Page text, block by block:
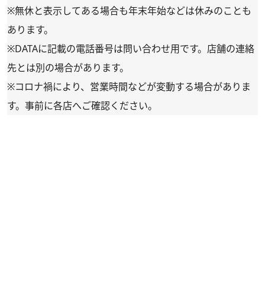
※無休と表示してある場合も年末年始などは休みのことも
あります。
※DATAに記載の電話番号は問い合わせ用です。店舗の連絡
先とは別の場合があります。
※コロナ禍により、営業時間などが変動する場合がありま
す。事前に各店へご確認ください。